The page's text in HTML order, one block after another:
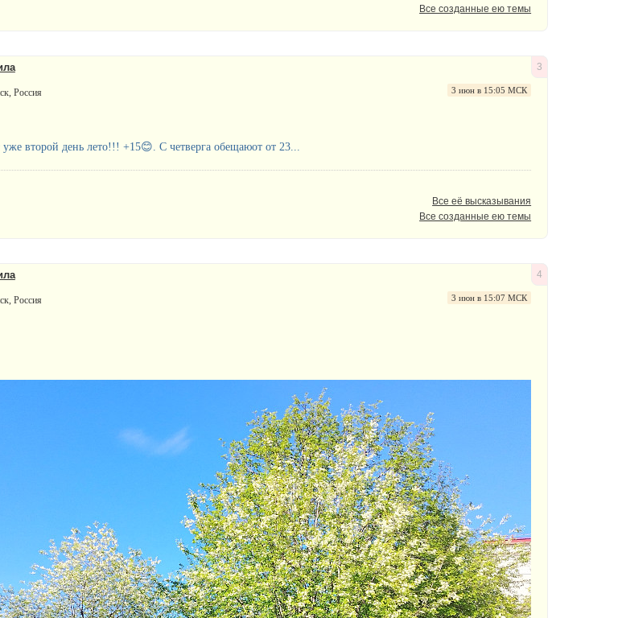
Все созданные ею темы
3
Россия
3 июн в 15:05 МСК
второй день лето!!! +15😊. С четверга обещаюот от 23...
Все её высказывания
Все созданные ею темы
4
Россия
3 июн в 15:07 МСК